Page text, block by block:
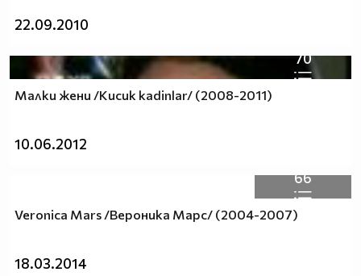
22.09.2010
70
Малки жени /Kucuk kadinlar/ (2008-2011)
10.06.2012
66
Veronica Mars /Вероника Марс/ (2004-2007)
18.03.2014